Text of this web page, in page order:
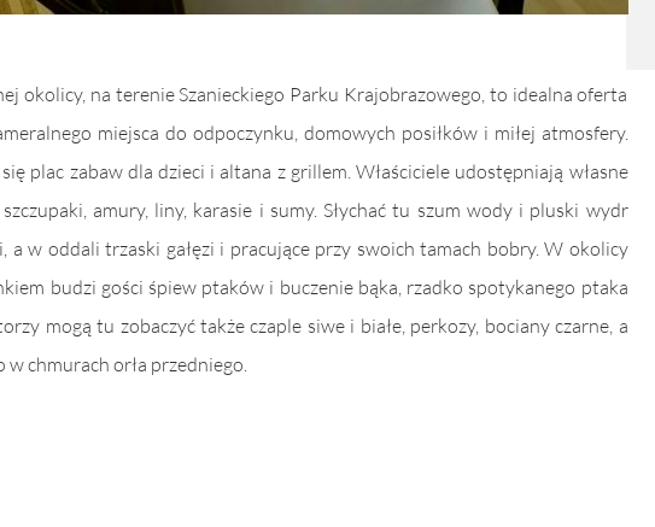
okolicy, na terenie Szanieckiego Parku Krajobrazowego, to idealna oferta
miejsca do odpoczynku, domowych posiłków i miłej atmosfery.
plac zabaw dla dzieci i altana z grillem. Właściciele udostępniają własne
amury, liny, karasie i sumy. Słychać tu szum wody i pluski wydr
a w oddali trzaski gałęzi i pracujące przy swoich tamach bobry. W okolicy
budzi gości śpiew ptaków i buczenie bąka, rzadko spotykanego ptaka
mogą tu zobaczyć także czaple siwe i białe, perkozy, bociany czarne, a
chmurach orła przedniego.